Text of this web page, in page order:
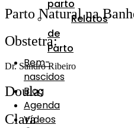
parto
Relatos
de
Parto
Bem-
nascidos
Blog
Agenda
Vídeos
Parto Natural na
Obstetra:
Dr. Sandro Ribeiro
Doula:
Clara